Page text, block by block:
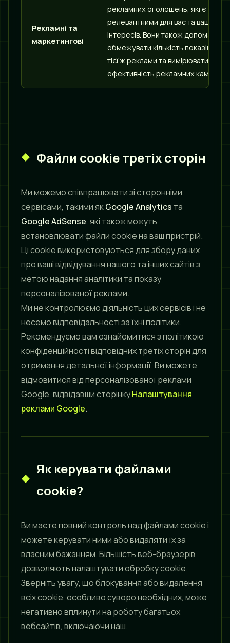
Рекламні та
маркетингові
рекламних оголошень, які є
релевантними для вас та ваших
інтересів. Вони також
обмежувати кількість показів
тієї ж реклами та вимірювати
ефективність рекламних кампаній.
Файли cookie третіх сторін
Ми можемо співпрацювати зі сторонніми
сервісами, такими якGoogle Analytics та
Google AdSense, які також можуть
встановлювати файли cookie на ваш пристрій.
Ці cookie використовуються для збору даних
про ваші відвідування нашого та інших сайтів з
метою надання аналітики та показу
персоналізованої реклами.
Ми не контролюємо діяльність цих сервісів і не
несемо відповідальності за їхні політики.
Рекомендуємо вам ознайомитися з політикою
конфіденційності відповідних третіх сторін для
отримання детальної інформації. Ви можете
відмовитися від персоналізованої реклами
Google, відвідавши сторінкуНалаштування
реклами Google.
Як керувати файлами
cookie?
Ви маєте повний контроль над файлами cookie і
можете керувати ними або видаляти їх за
власним бажанням. Більшість веб-браузерів
дозволяють налаштувати обробку cookie.
Зверніть увагу, що блокування або видалення
всіх cookie, особливо суворо необхідних, може
негативно вплинути на роботу багатьох
вебсайтів, включаючи наш.